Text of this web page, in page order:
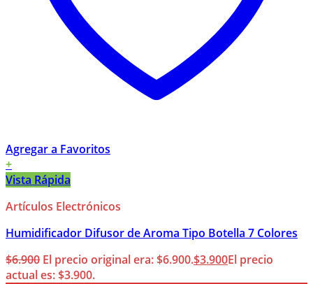
Agregar a Favoritos
+
Vista Rápida
Artículos Electrónicos
Humidificador Difusor de Aroma Tipo Botella 7 Colores
$6.900 El precio original era: $6.900.$3.900El precio
actual es: $3.900.